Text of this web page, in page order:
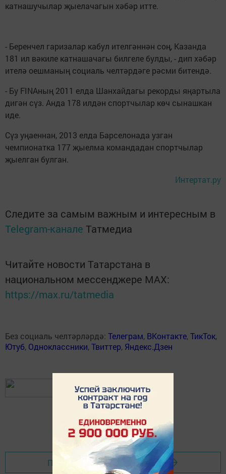
катнашучылар җыелачагын хәбәр итте.
- Беренчел гаризалар кабул ителгәннән соң, Казанда
181 ил вәкиле катнашачагы билгеле булды, - дип хәбәр
ителә оешманың социаль челтәрдәге рәсми битендә.
- Бу FINAның 2011 елда Шанхайдагы рекорды яңартыла
дигән сүз. Анда 178 илдән спортчылар көч сынашкан
иде.
Сүз уңаеннан, 2013 елда Барселонада узган
чемпионатка 177 җыелма командадан спортчылар
җыелган булган.
Интертат.ру
Следите за самым важным и интересным в
Telegram-канале Татмедиа
Читайте новости Татарстана в
национальном мессенджере MАХ:
https://max.ru/tatmedia
Без социаль челтәрләрдә: Телеграм, ВКонтакте,ТикТок,
Ютуб, Одноклассники,Твиттер, Яндекс.Дзен
Перейти на страницу новости